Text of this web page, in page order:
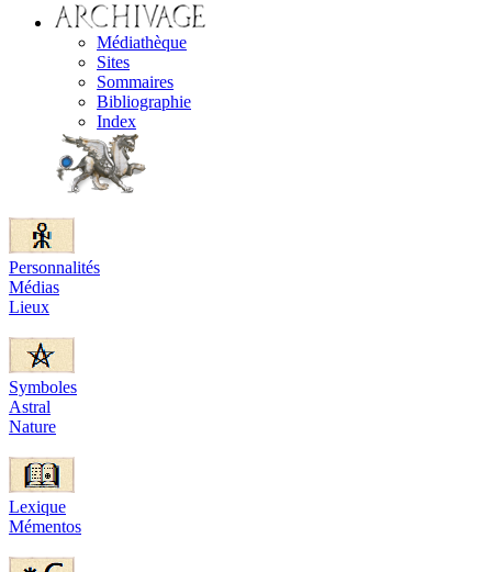
Médiathèque
Sites
Sommaires
Bibliographie
Index
Personnalités
Médias
Lieux
Symboles
Astral
Nature
Lexique
Mémentos